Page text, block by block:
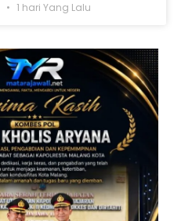
1 hari Yang Lalu